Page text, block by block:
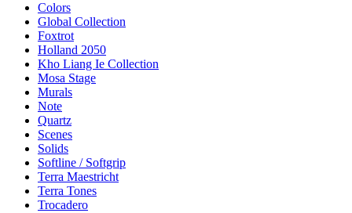
Colors
Global Collection
Foxtrot
Holland 2050
Kho Liang Ie Collection
Mosa Stage
Murals
Note
Quartz
Scenes
Solids
Softline / Softgrip
Terra Maestricht
Terra Tones
Trocadero